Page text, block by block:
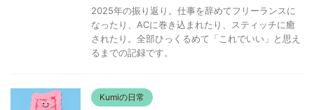
2025年の振り返り。仕事を辞めてフリーランスに
なったり、ACに巻き込まれたり、スティッチに癒
されたり。全部ひっくるめて「これでいい」と思え
るまでの記録です。
Kumiの日常